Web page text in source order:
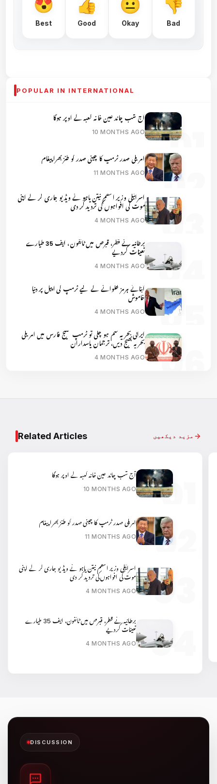
Best Good Okay Bad
POPULAR IN INTERNATIONAL
آج شب چاند عین خانہ کعبہ کے اوپر ہوگا
10 MONTHS AGO
امریکی صدر ٹرمپ کا چینی صدر کو طنز بھرا پیغام
11 MONTHS AGO
اسرائیلی وزیر اعظم نیتن یاہو نے ویڈیو جاری کر کے اپنی
موت کی افواہوں کی تردید کر دی
4 MONTHS AGO
برطانیہ نے قطر، قبرص میں ٹائفون، ایف 35 طیارے
تعینات کردیے
4 MONTHS AGO
آبنائے ہرمز کھلوانے کے لیے ٹرمپ کی اپیل پر دنیا
خاموش
4 MONTHS AGO
ایرانی بحریہ ختم ہو چکی تو ٹرمپ خلیج فارس میں امریکی
بحریہ بھیج دیں، ترجمان پاسداران
4 MONTHS AGO
Related Articles مزید دیکھیں
آج شب چاند عین خانہ کعبہ کے اوپر ہوگا
10 MONTHS AGO
امریکی صدر ٹرمپ کا چینی صدر کو طنز بھرا پیغام
11 MONTHS AGO
اسرائیلی وزیر اعظم نیتن یاہو نے ویڈیو جاری کر کے اپنی
موت کی افواہوں کی تردید کر دی
4 MONTHS AGO
برطانیہ نے قطر، قبرص میں ٹائفون، ایف 35 طیارے
تعینات کردیے
4 MONTHS AGO
DISCUSSION